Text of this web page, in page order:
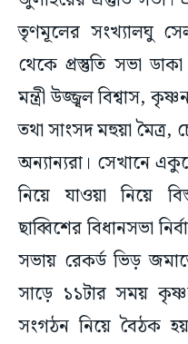
তৃণমূলের সংখ্যালঘু
থেকে প্রস্তুতি সভা
মন্ত্রী উজ্জ্বল বিশ্বাস,
তথা সাংসদ মহুয়া মৈত্র,
অন্যান্যরা। সেখানে
নিয়ে যাওয়া নিয়ে
ছাব্বিশের বিধানসভা
সভায় রেকর্ড ভিড়
সাড়ে ১১টার সময়
সংগঠন নিয়ে বৈঠক